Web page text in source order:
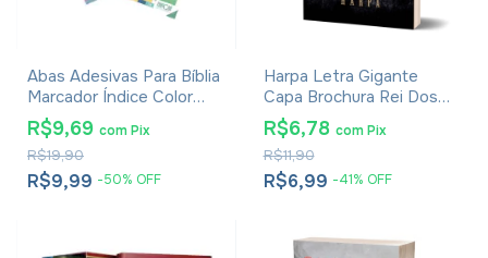
Abas Adesivas Para Bíblia
Marcador Índice Color
Pacote Com 3
R$9,99 -50% OFF
R$19,90
R$9,69 comPix
Harpa Letra Gigante
Capa Brochura Rei Dos
Reis
R$6,99 -41% OFF
R$11,90
R$6,78 com Pix